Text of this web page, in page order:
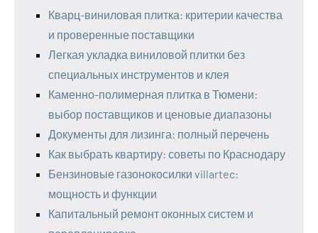
Кварц-виниловая плитка: критерии качества
и проверенные поставщики
Легкая укладка виниловой плитки без
специальных инструментов и клея
Каменно-полимерная плитка в Тюмени:
выбор поставщиков и ценовые диапазоны
Документы для лизинга: полный перечень
Как выбрать квартиру: советы по Краснодару
Бензиновые газонокосилки villartec:
мощность и функции
Капитальный ремонт оконных систем и